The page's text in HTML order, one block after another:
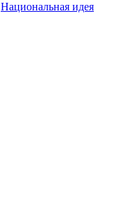
Национальная идея